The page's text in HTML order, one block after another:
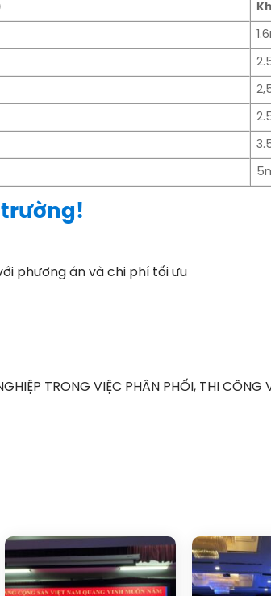
phương án và chi phí tối ưu
TRONG VIỆC PHÂN PHỐI, THI CÔNG